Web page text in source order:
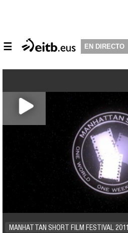
☰ EN DIRECTO
MANHATTAN SHORT FILM FESTIVAL 2011